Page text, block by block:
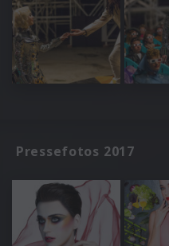
Pressefotos 2017